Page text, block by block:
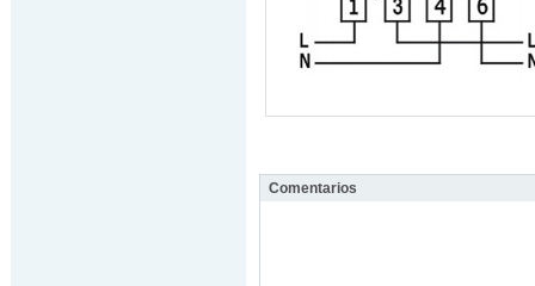
Comentarios